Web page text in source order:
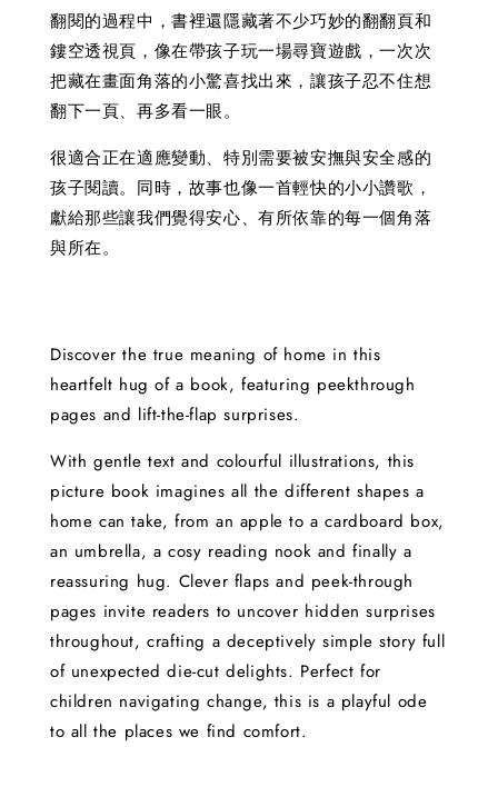
翻閱的過程中，書裡還隱藏著不少巧妙的翻翻頁和
鏤空透視頁，像在帶孩子玩一場尋寶遊戲，一次次
把藏在畫面角落的小驚喜找出來，讓孩子忍不住想
翻下一頁、再多看一眼。
很適合正在適應變動、特別需要被安撫與安全感的
孩子閱讀。同時，故事也像一首輕快的小小讚歌，
獻給那些讓我們覺得安心、有所依靠的每一個角落
與所在。
Discover the true meaning of home in this
heartfelt hug of a book, featuring peekthrough
pages and lift-the-flap surprises.
With gentle text and colourful illustrations, this
picture book imagines all the different shapes a
home can take, from an apple to a cardboard box,
an umbrella, a cosy reading nook and finally a
reassuring hug. Clever flaps and peek-through
pages invite readers to uncover hidden surprises
throughout, crafting a deceptively simple story full
of unexpected die-cut delights. Perfect for
children navigating change, this is a playful ode
to all the places we find comfort.